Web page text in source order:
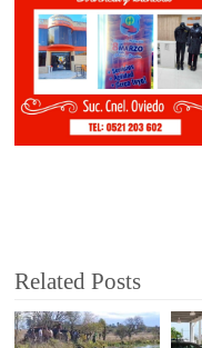
Related Posts